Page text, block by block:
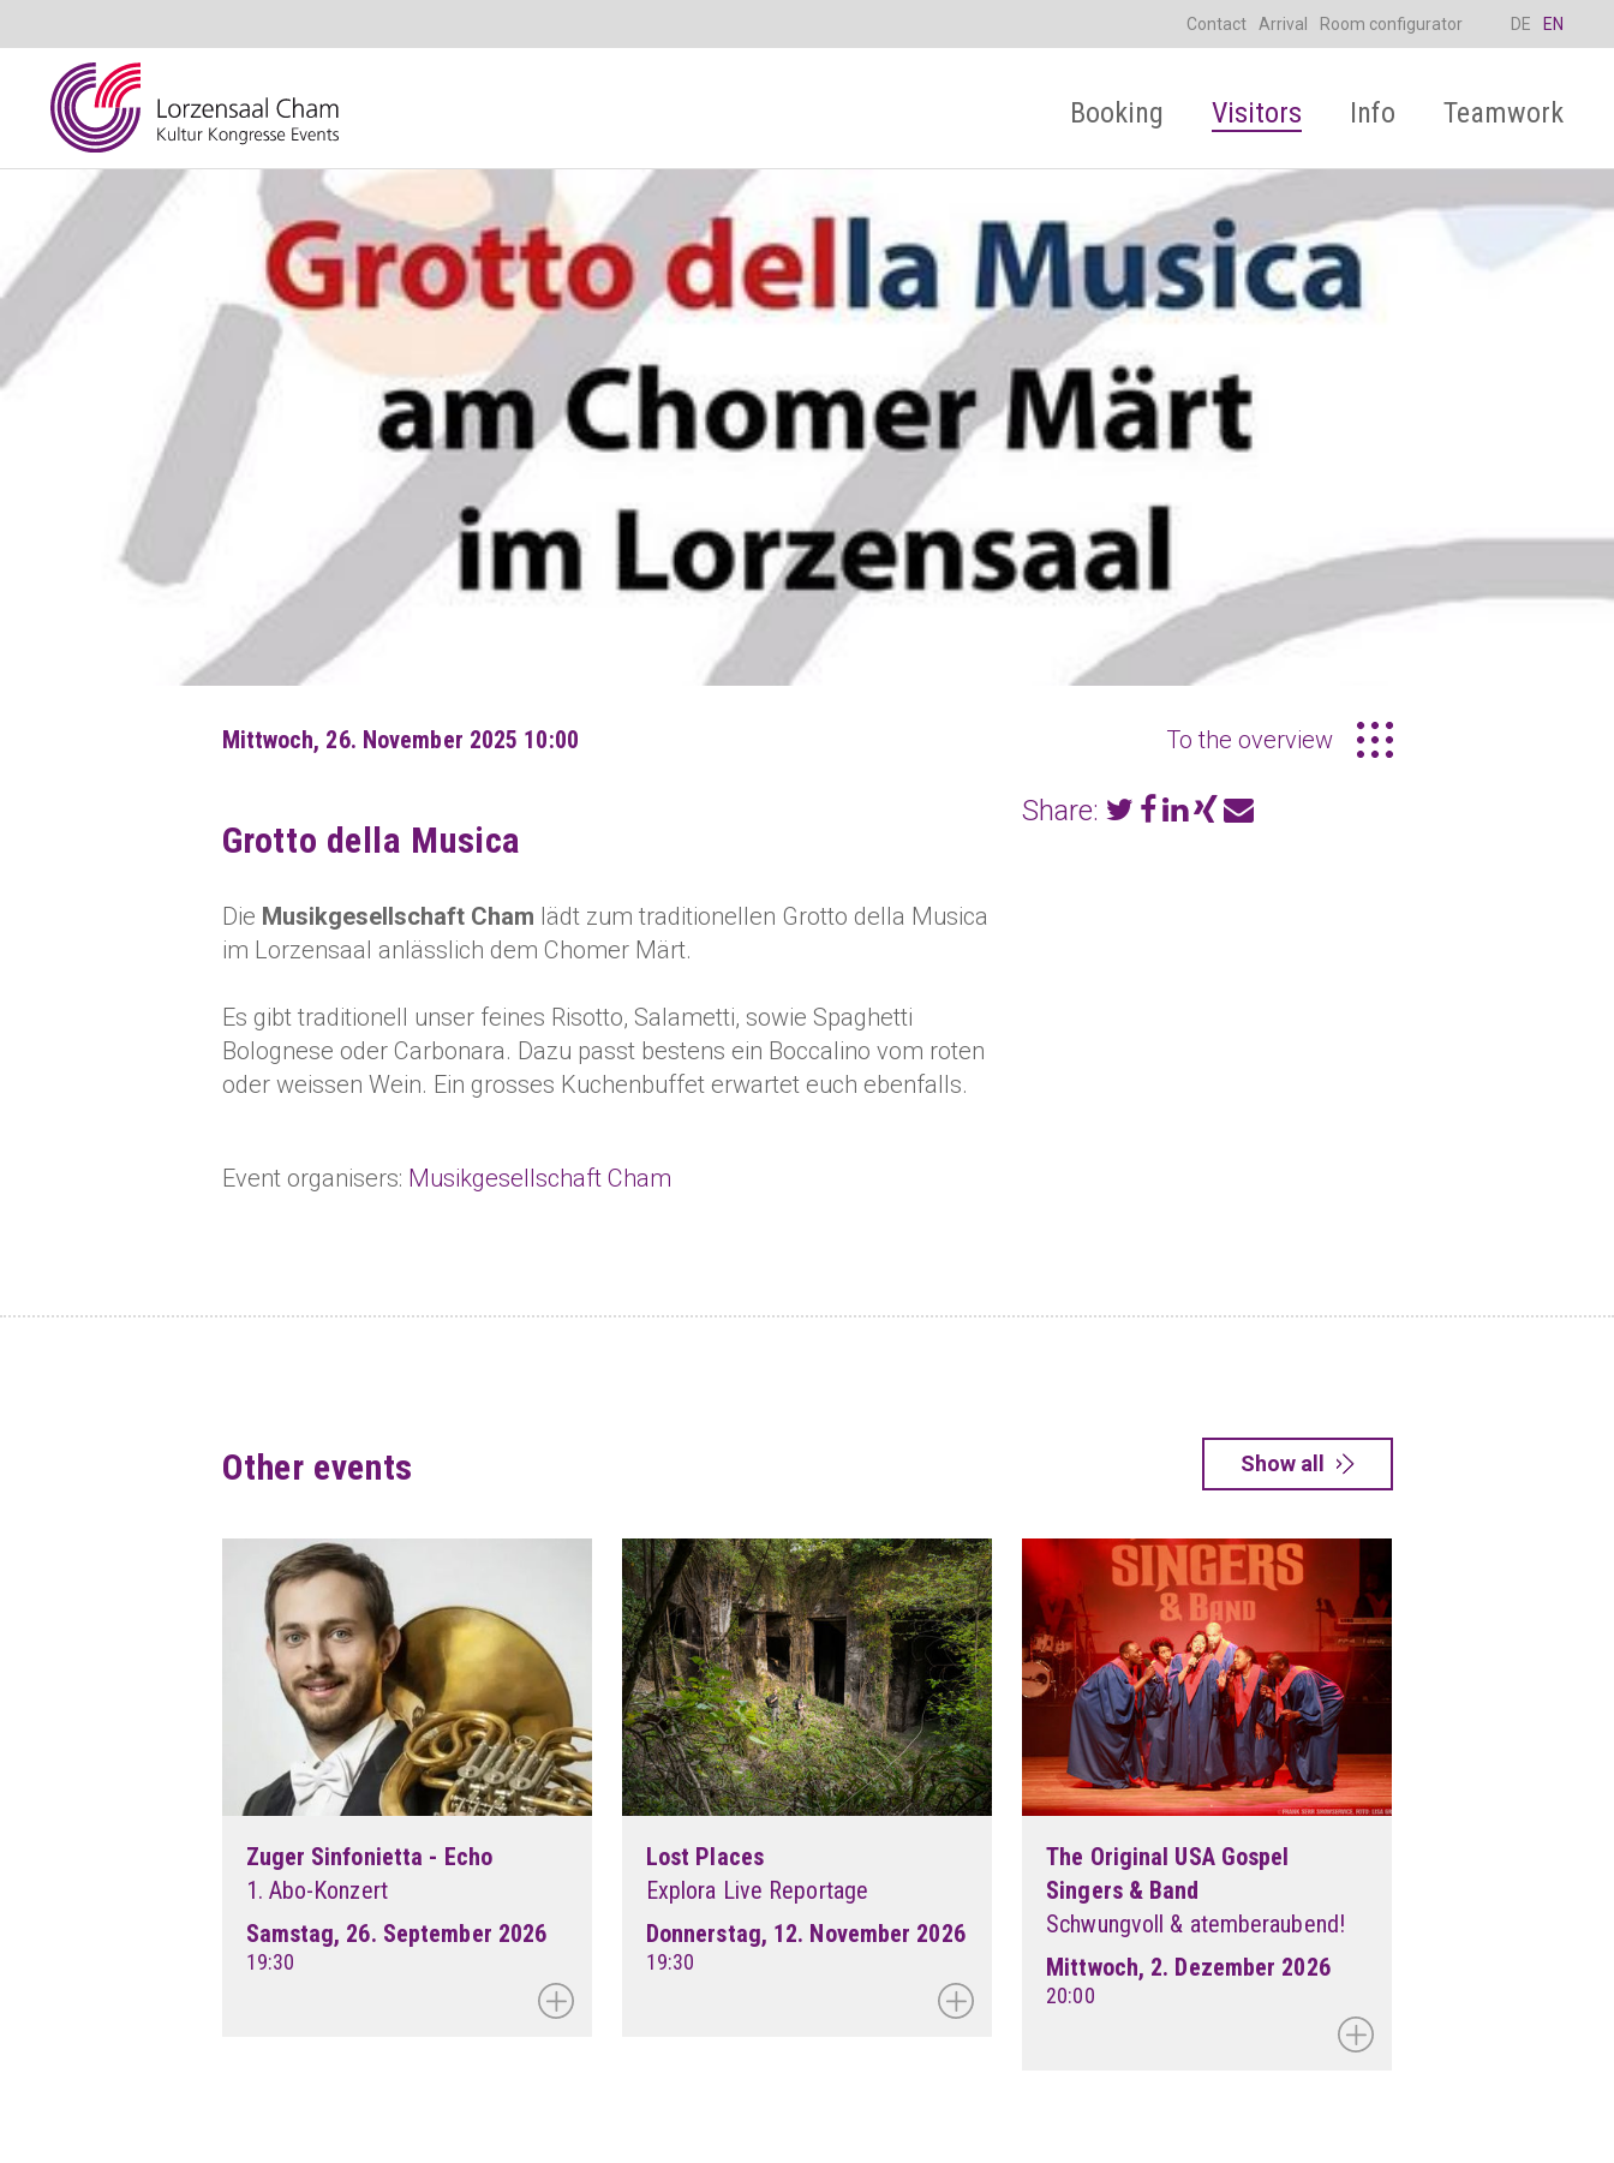
DE EN
Contact Arrival Room configurator
Booking Visitors Info Teamwork
Mittwoch, 26. November 2025 10:00 To the overview
Grotto della Musica
Die Musikgesellschaft Cham lädt zum traditionellen Grotto della Musica
im Lorzensaal anlässlich dem Chomer Märt.
Es gibt traditionell unser feines Risotto, Salametti, sowie Spaghetti
Bolognese oder Carbonara. Dazu passt bestens ein Boccalino vom roten
oder weissen Wein. Ein grosses Kuchenbuffet erwartet euch ebenfalls.
Event organisers: Musikgesellschaft Cham
Share:
Other events Show all
Zuger Sinfonietta - Echo
1. Abo-Konzert
Samstag, 26. September 2026
19:30
Lost Places
Explora Live Reportage
Donnerstag, 12. November 2026
19:30
The Original USA Gospel
Singers & Band
Schwungvoll & atemberaubend!
Mittwoch, 2. Dezember 2026
20:00